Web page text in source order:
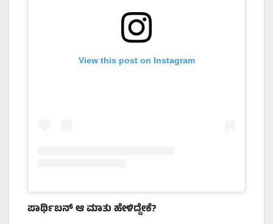
View this post on Instagram
ಪಾರ್ಥಿಬನ್ ಆ ಮಾತು ಹೇಳಿದ್ದೇಕೆ?